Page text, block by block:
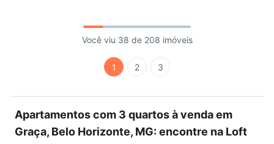
Você viu 38 de 208 imóveis
1 2 3
Apartamentos com 3 quartos à venda em
Graça, Belo Horizonte, MG: encontre na Loft